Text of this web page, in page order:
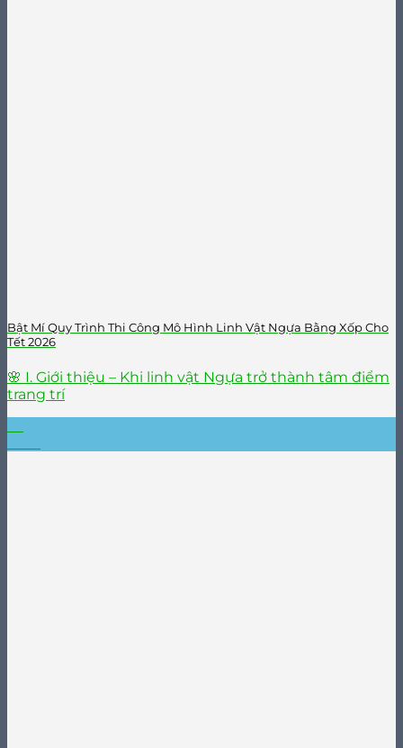
Bật Mí Quy Trình Thi Công Mô Hình Linh Vật Ngựa Bằng Xốp Cho
Tết 2026
🌸 I. Giới thiệu – Khi linh vật Ngựa trở thành tâm điểm
trang trí